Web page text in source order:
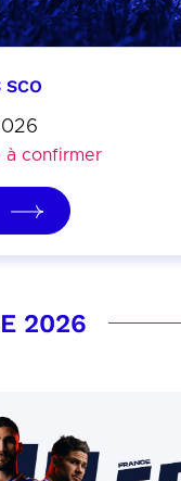
à confirmer
2026